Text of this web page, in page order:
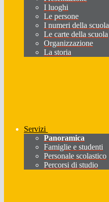
I luoghi
Le persone
I numeri della scuola
Le carte della scuola
Organizzazione
La storia
Servizi
Panoramica
Famiglie e studenti
Personale scolastico
Percorsi di studio